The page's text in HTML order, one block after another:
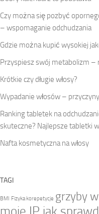
Czy można się pozbyć
– wspomaganie odchudzania
Gdzie można kupić wysokiej
Przyspiesz swój metabolizm –
Krótkie czy długie włosy?
Wypadanie włosów –
Ranking tabletek na
skuteczne? Najlepsze tabletki
Nafta kosmetyczna na włosy
TAGI
BMI Fizyka korepetycje grzyby
moje IP jak